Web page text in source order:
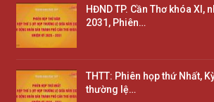
HĐND TP. Cần Thơ khóa XI,
2031, Phiên…
THTT: Phiên họp thứ Nhất,
thường lệ…